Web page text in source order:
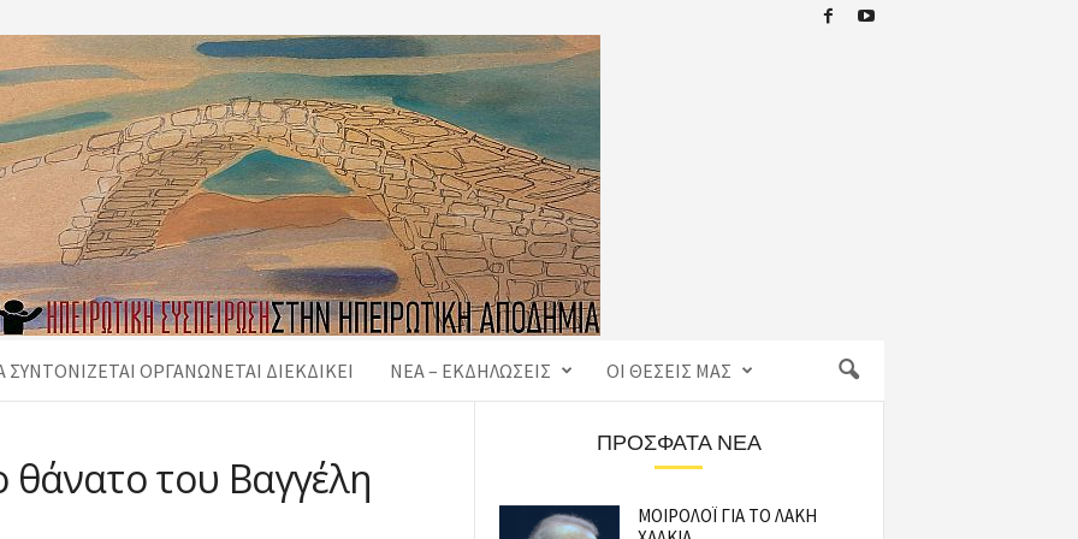
ΟΡΓΑΝΩΝΕΤΑΙ ΔΙΕΚΔΙΚΕΙ ΝΈΑ – ΕΚΔΗΛΏΣΕΙΣ ΟΙ ΘΈΣΕΙΣ ΜΑΣ
θάνατο του Βαγγέλη
ΠΡΌΣΦΑΤΑ ΝΈΑ
ΜΟΙΡΟΛΟΪ ΓΙΑ ΤΟ ΛΑΚΗ